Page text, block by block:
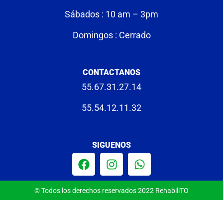
Sábados : 10 am – 3pm
Domingos : Cerrado
CONTACTANOS
55.67.31.27.14
55.54.12.11.32
SIGUENOS
© Todos los derechos reservados 2022 RehabiliTO